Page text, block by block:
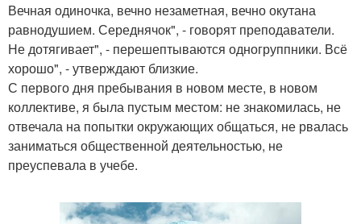
Вечная одиночка, вечно незаметная, вечно окутана
равнодушием. Середнячок", - говорят преподаватели.
Не дотягивает", - перешептываются одногруппники. Всё
хорошо", - утверждают близкие.
С первого дня пребывания в новом месте, в новом
коллективе, я была пустым местом: не знакомилась, не
отвечала на попытки окружающих общаться, не рвалась
заниматься общественной деятельностью, не
преуспевала в учебе.